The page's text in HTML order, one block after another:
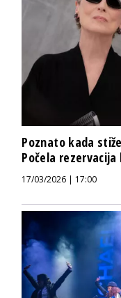
Poznato kada
Počela
17/03/2026 | 17:00